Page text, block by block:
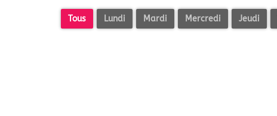
Tous Lundi Mardi Mercredi Jeudi